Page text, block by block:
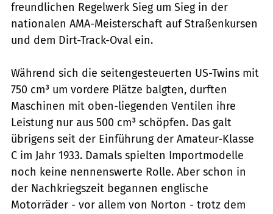
freundlichen Regelwerk Sieg um Sieg in der
nationalen AMA-Meisterschaft auf Straßenkursen
und dem Dirt-Track-Oval ein.
Während sich die seitengesteuerten US-Twins mit
750 cm³ um vordere Plätze balgten, durften
Maschinen mit oben-liegenden Ventilen ihre
Leistung nur aus 500 cm³ schöpfen. Das galt
übrigens seit der Einführung der Amateur-Klasse
C im Jahr 1933. Damals spielten Importmodelle
noch keine nennenswerte Rolle. Aber schon in
der Nachkriegszeit begannen englische
Motorräder - vor allem von Norton - trotz dem